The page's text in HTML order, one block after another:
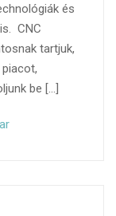
és
CNC
tartjuk,
be […]